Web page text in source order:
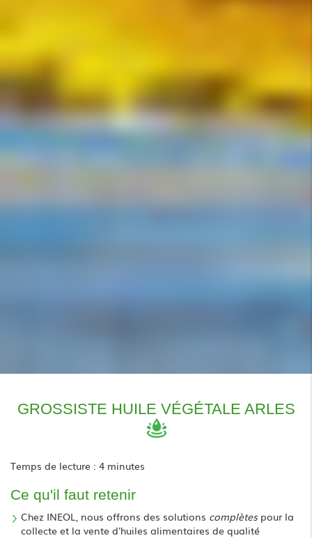
GROSSISTE HUILE VÉGÉTALE ARLES
Temps de lecture : 4 minutes
Ce qu'il faut retenir
Chez INEOL, nous offrons des solutions complètespour la
collecte et la vente d'huiles alimentaires de qualité